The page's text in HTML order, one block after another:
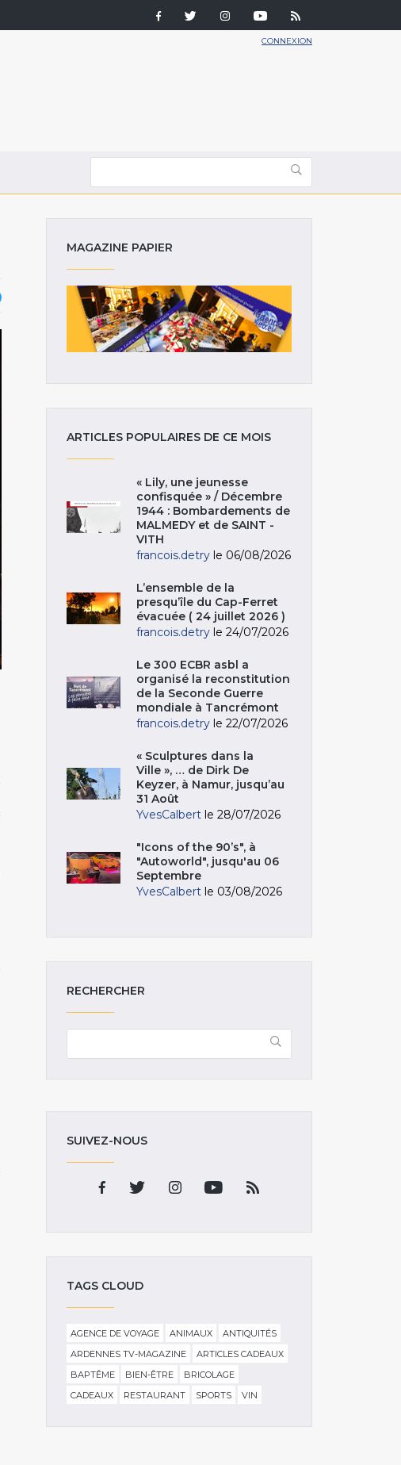
CONNEXION
MAGAZINE PAPIER
ARTICLES POPULAIRES DE CE MOIS
« Lily, une jeunesse
confisquée » / Décembre
1944 : Bombardements de
MALMEDY et de SAINT -
VITH
francois.detry le 06/08/2026
L’ensemble de la
presqu’île du Cap-Ferret
évacuée ( 24 juillet 2026 )
francois.detry le 24/07/2026
Le 300 ECBR asbl a
organisé la reconstitution
de la Seconde Guerre
mondiale à Tancrémont
francois.detry le 22/07/2026
« Sculptures dans la
Ville », … de Dirk De
Keyzer, à Namur, jusqu’au
31 Août
YvesCalbert le 28/07/2026
"Icons of the 90’s", à
"Autoworld", jusqu'au 06
Septembre
YvesCalbert le 03/08/2026
RECHERCHER
SUIVEZ-NOUS
TAGS CLOUD
AGENCE DE VOYAGE ANIMAUX
ANTIQUITÉS
ARDENNES TV-MAGAZINE
ARTICLES CADEAUX
BAPTÊME
BIEN-ÊTRE
BRICOLAGE
CADEAUX
RESTAURANT SPORTS VIN